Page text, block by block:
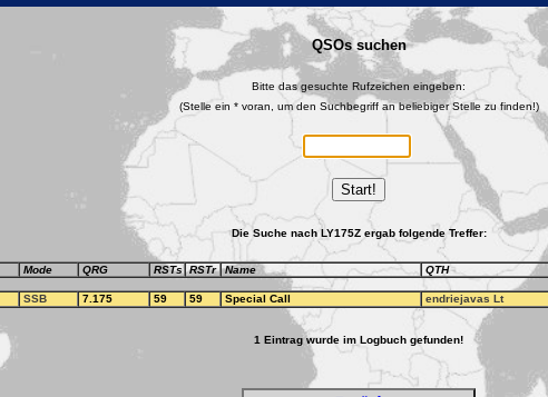
QSOs suchen
Bitte das gesuchte Rufzeichen eingeben:
(Stelle ein * voran, um den Suchbegriff an beliebiger Stelle zu finden!)
Start!
Die Suche nach LY175Z ergab folgende Treffer:
Mode QRG RSTs RSTr Name QTH
SSB 7.175 59 59 Special Call endriejavas Lt
1 Eintrag wurde im Logbuch gefunden!